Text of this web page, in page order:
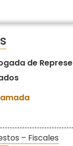
de
– Fiscales